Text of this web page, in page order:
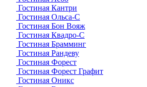
Гостиная Кантри
Гостиная Ольса-С
Гостиная Бон Вояж
Гостиная Квадро-С
Гостиная Брамминг
Гостиная Рандеву
Гостиная Форест
Гостиная Форест Графит
Гостиная Оникс